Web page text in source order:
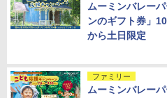
ムーミンバレー
ンのギフト券」
から土日限定
ファミリー
ムーミンバレー